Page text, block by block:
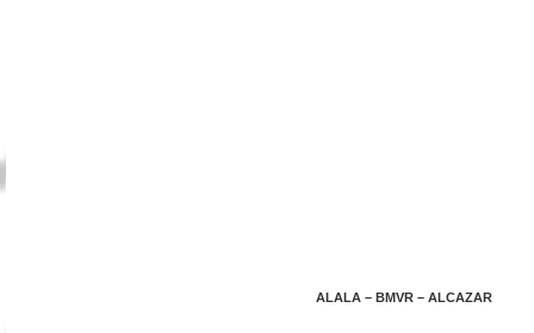
ALALA – BMVR – ALCAZAR